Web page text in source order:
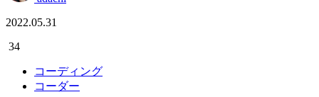
2022.05.31
34
コーディング
コーダー